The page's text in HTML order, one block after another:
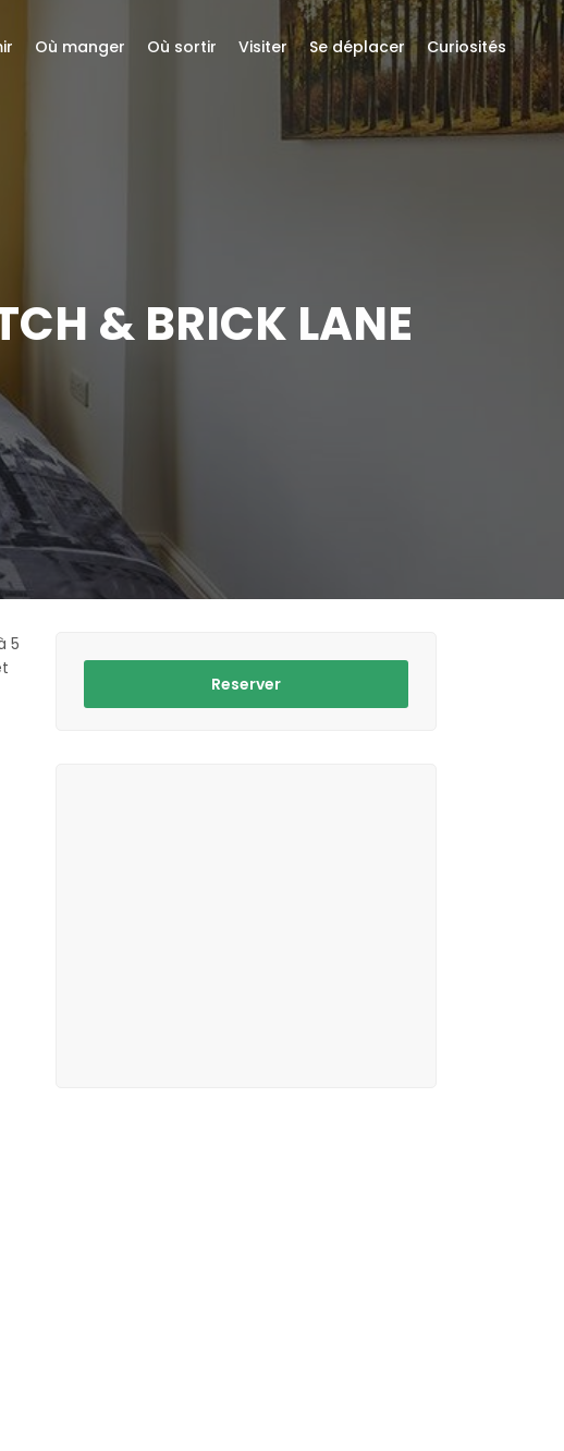
& BRICK LANE
5
Reserver
Où manger Où sortir Visiter Se déplacer Curiosités